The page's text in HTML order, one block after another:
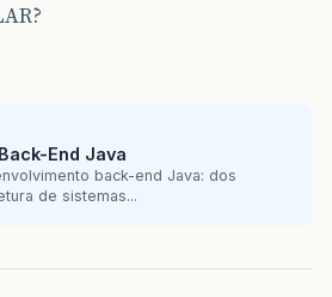
End Java
back-end Java: dos
de sistemas...